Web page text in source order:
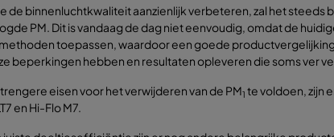
de binnenluchtkwaliteit aanzienlijk verbeteren, zal het steeds
PM. Dit is vandaag de dag niet eenvoudig, omdat de
toepassen, waardoor een goede
beperkingen hebben en resultaten opleveren die soms ver
eisen voor het verwijderen van de PM1 te voldoen, zijn
en Hi-Flo M7.